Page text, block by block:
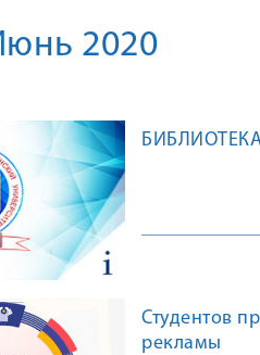
2020
Студентов
рекламы